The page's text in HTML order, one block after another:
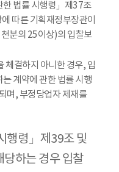
한 법률 시행령」제37조
따른 기획재정부장관이
분의 25이상)의 입찰보
체결하지 아니한 경우, 입
계약에 관한 법률 시행
며, 부정당업자 제재를
행령」제39조 및
당하는 경우 입찰